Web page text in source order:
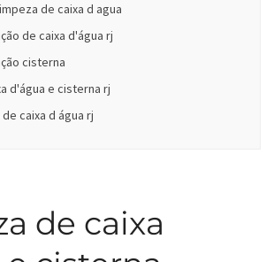
de caixa d agua
de caixa d'água rj
cisterna
d'água e cisterna rj
caixa d água rj
de caixa